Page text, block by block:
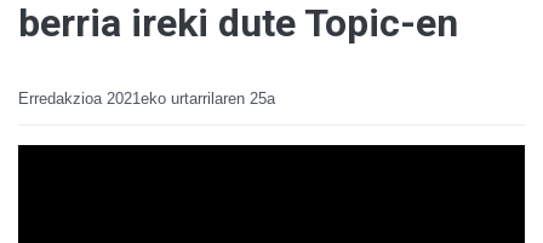
berria ireki dute Topic-en
Erredakzioa 2021eko urtarrilaren 25a